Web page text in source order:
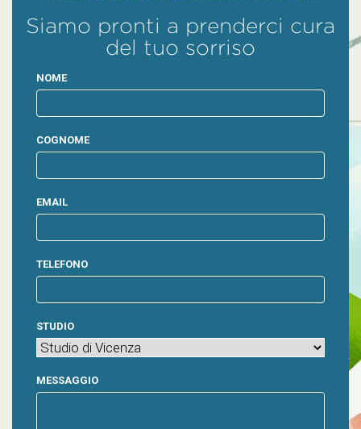
Siamo pronti a prenderci cura
del tuo sorriso
NOME
COGNOME
EMAIL
TELEFONO
STUDIO
MESSAGGIO